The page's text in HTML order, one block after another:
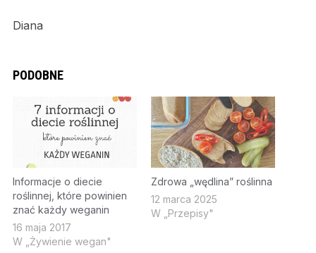
Diana
PODOBNE
Informacje o diecie
roślinnej, które powinien
znać każdy weganin
16 maja 2017
W „Żywienie wegan"
Zdrowa „wędlina” roślinna
12 marca 2025
W „Przepisy"